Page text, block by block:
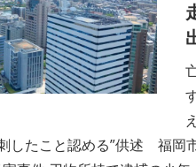
したこと認める”供述 福